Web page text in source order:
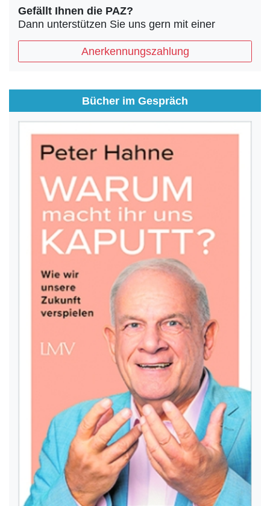
Gefällt Ihnen die PAZ?
Dann unterstützen Sie uns gern mit einer
Anerkennungszahlung
Bücher im Gespräch